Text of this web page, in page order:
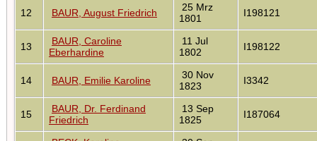
12 BAUR, August Friedrich
25 Mrz
1801
I198121
13
BAUR, Caroline
Eberhardine
11 Jul
1802
I198122
14 BAUR, Emilie Karoline
30 Nov
1823
I3342
15
BAUR, Dr. Ferdinand
Friedrich
13 Sep
1825
I187064